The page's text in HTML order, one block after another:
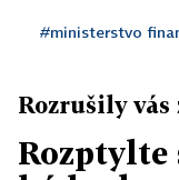
#ministerstvo
Rozrušily
Rozptylte